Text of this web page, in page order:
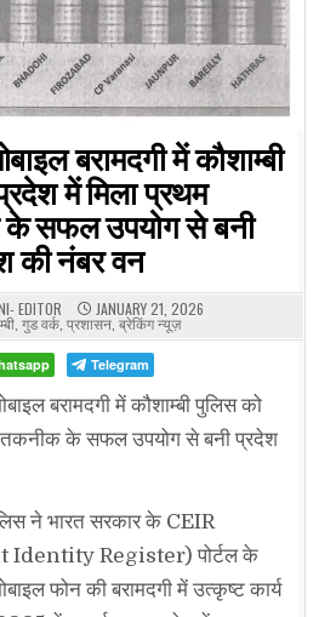
बरामदगी में कौशाम्बी
में मिला प्रथम
सफल उपयोग से बनी
की नंबर वन
EDITOR JANUARY 21, 2026
,गुड वर्क, प्रशासन ब्रेकिंग न्यूज़
Telegram
बरामदगी में कौशाम्बी पुलिस को
के सफल उपयोग से बनी प्रदेश
ने भारत सरकार के CEIR
Register) पोर्टल के
फोन की बरामदगी में उत्कृष्ट कार्य